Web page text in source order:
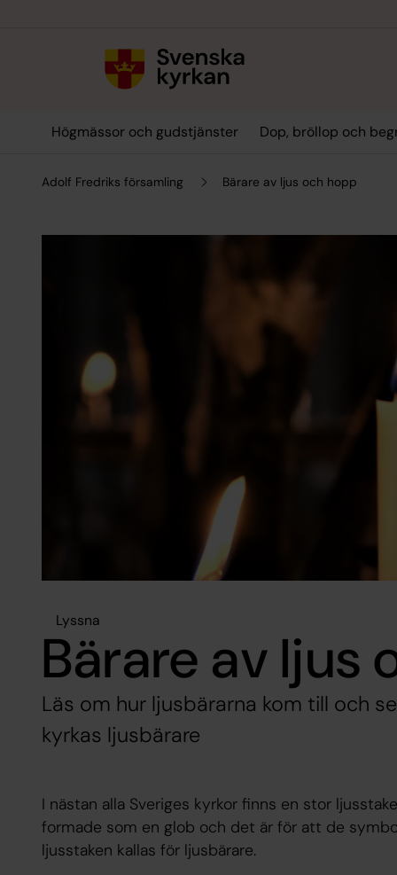
Högmässor och gudstjänster Dop, bröllop och
Adolf Fredriks församling Bärare av ljus och hopp
Lyssna
Bärare av ljus
Läs om hur ljusbärarna kom till och
kyrkas ljusbärare
I nästan alla Sveriges kyrkor finns en stor
formade som en glob och det är för att de
ljusstaken kallas för ljusbärare.